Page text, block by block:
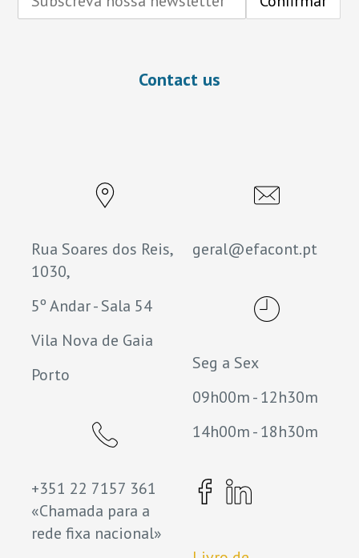
Contact us
Rua Soares dos Reis,
1030,
5º Andar - Sala 54
Vila Nova de Gaia
Porto
+351 22 7157 361
«Chamada para a
rede fixa nacional»
geral@efacont.pt
Seg a Sex
09h00m - 12h30m
14h00m - 18h30m